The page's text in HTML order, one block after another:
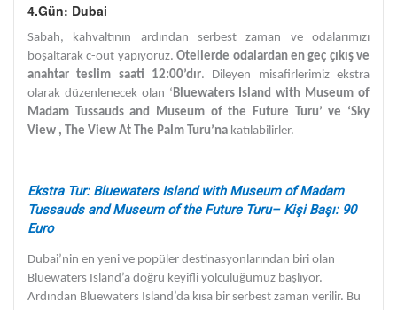
4.Gün: Dubai
Sabah, kahvaltının ardından serbest zaman ve odalarımızı
boşaltarak c-out yapıyoruz.Otellerde odalardan en geç çıkış ve
anahtar teslim saati 12:00’dır. Dileyen misafirlerimiz ekstra
olarak düzenlenecek olan ‘ Bluewaters Island with Museum of
Madam Tussauds and Museum of the Future Turu’ ve ‘Sky
View , The View At The Palm Turu’na katılabilirler.
Ekstra Tur: Bluewaters Island with Museum of Madam
Tussauds and Museum of the Future Turu– Kişi Başı: 90
Euro
Dubai’nin en yeni ve popüler destinasyonlarından biri olan
Bluewaters Island’a doğru keyifli yolculuğumuz başlıyor.
Ardından Bluewaters Island’da kısa bir serbest zaman verilir. Bu